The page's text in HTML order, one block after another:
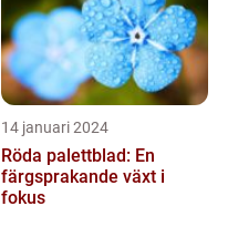
14 januari 2024
Röda palettblad: En
färgsprakande växt i
fokus